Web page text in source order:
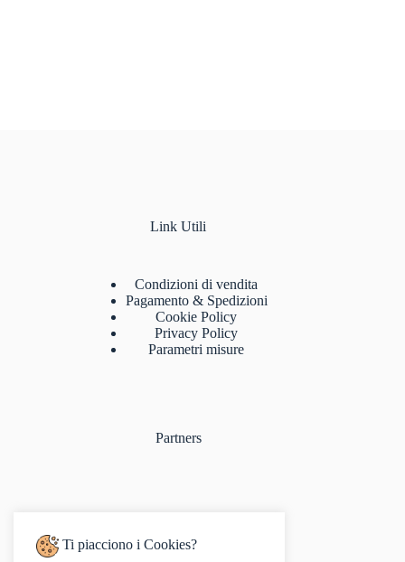
Link Utili
Condizioni di vendita
Pagamento & Spedizioni
Cookie Policy
Privacy Policy
Parametri misure
Partners
Ti piacciono i Cookies?